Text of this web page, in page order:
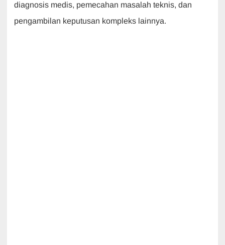
diagnosis medis, pemecahan masalah teknis, dan
pengambilan keputusan kompleks lainnya.